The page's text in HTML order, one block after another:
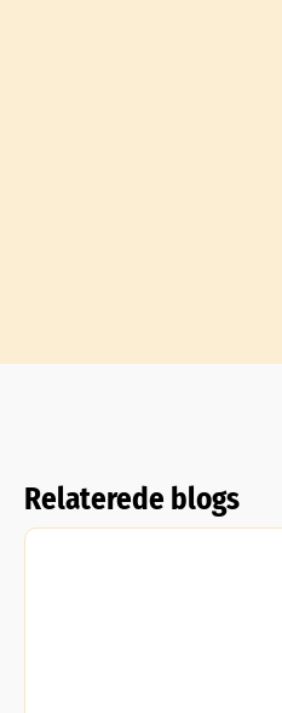
Relaterede blogs